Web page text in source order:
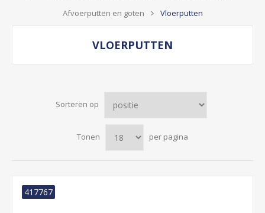
Afvoerputten en goten
Vloerputten
VLOERPUTTEN
Sorteren op
Tonen per pagina
417767